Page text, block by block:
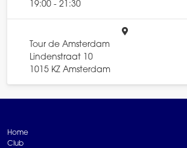
19:00 - 21:30
Tour de Amsterdam
Lindenstraat 10
1015 KZ Amsterdam
Home
Club